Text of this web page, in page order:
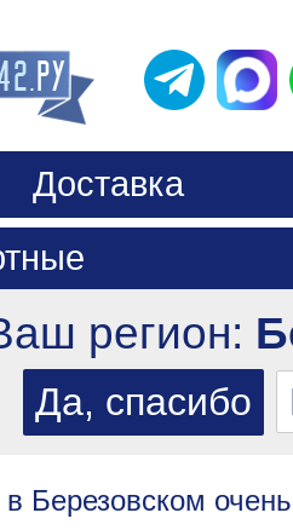
Доставка
регион:
в Березовском